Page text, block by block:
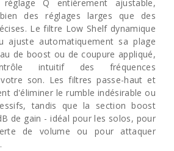
Q entièrement ajustable,
des réglages larges que des
Le filtre Low Shelf dynamique
ajuste automatiquement sa plage
de boost ou de coupure appliqué,
intuitif des fréquences
son. Les filtres passe-haut et
d'éliminer le rumble indésirable ou
tandis que la section boost
de gain - idéal pour les solos, pour
de volume ou pour attaquer